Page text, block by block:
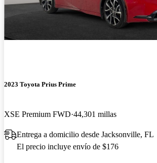
2023 Toyota Prius Prime
XSE Premium FWD 44,301 millas
Entrega a domicilio desde Jacksonville, FL
El precio incluye envío de $176